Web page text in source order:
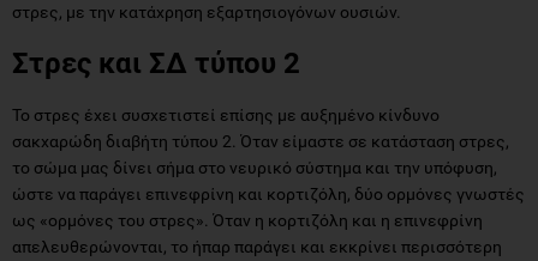
στρες, με την κατάχρηση εξαρτησιογόνων ουσιών.
Στρες και ΣΔ τύπου 2
Το στρες έχει συσχετιστεί επίσης με αυξημένο κίνδυνο
σακχαρώδη διαβήτη τύπου 2. Όταν είμαστε σε κατάσταση στρες,
το σώμα μας δίνει σήμα στο νευρικό σύστημα και την υπόφυση,
ώστε να παράγει επινεφρίνη και κορτιζόλη, δύο ορμόνες γνωστές
ως «ορμόνες του στρες». Όταν η κορτιζόλη και η επινεφρίνη
απελευθερώνονται, το ήπαρ παράγει και εκκρίνει περισσότερη